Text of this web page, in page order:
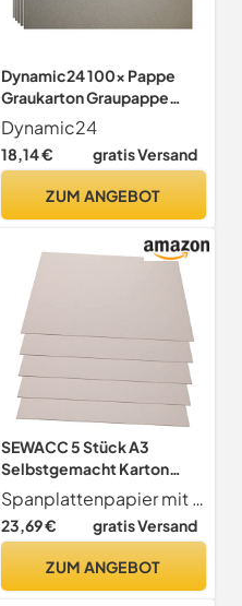
Dynamic24 100x Pappe
Graukarton Graupappe
0,5mm Bastelpappe
Buchbinderpappe
Dynamic24
18,14 € gratis Versand
ZUM ANGEBOT
SEWACC 5 Stück A3
Selbstgemacht Karton
2,5mm Graupappe
Doppelseitig Bastelkarton
Kinder Bastelmaterial
Spanplattenpapier mit großen mengen zur auswahl, die ihren unterschiedlichen verwendungsanforderungen gerecht werden.
23,69 € gratis Versand
ZUM ANGEBOT